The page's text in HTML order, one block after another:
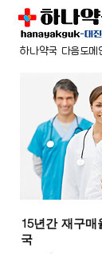
하나약국 다음도메
15년간 재구
국